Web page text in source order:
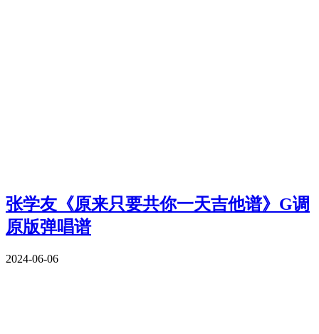
张学友《原来只要共你一天吉他谱》G调
原版弹唱谱
2024-06-06